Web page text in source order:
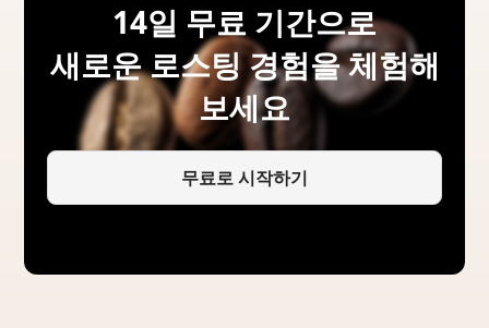
14일 무료 기간으로
새로운 로스팅 경험을 체험해
보세요
무료로 시작하기